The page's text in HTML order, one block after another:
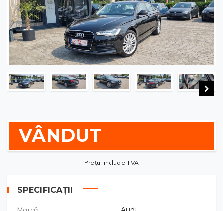
VÂNDUT
Prețul include TVA
SPECIFICAȚII